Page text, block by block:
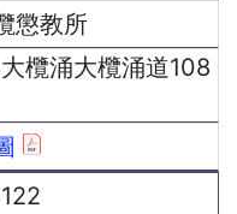
懲教所
欖涌大欖涌道108